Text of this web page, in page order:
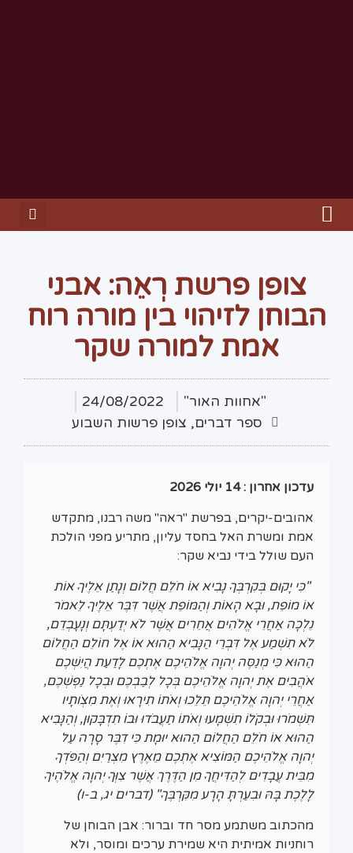
צופן פרשת רְאֵה: אבני
הבוחן לזיהוי בין מורה רוח
אמת למורה שקר
"אחוות האור"
24/08/2022
ספר דברים, צופן פרשות השבוע
עדכון אחרון : 14 יולי 2026
אהובים-יקרים, בפרשת "ראה" משה רבנו, מתקדש
אמת ומשרת האל בחסד עליון, מתריע מפני הולכת
העם שולל בידי נביא שקר:
"כִּי יָקוּם בְּקִרְבְּךָ נָבִיא אוֹ חֹלֵם חֲלוֹם וְנָתַן אֵלֶיךָ אוֹת
אוֹ מוֹפֵת, וּבָא הָאוֹת וְהַמּוֹפֵת אֲשֶׁר דִּבֶּר אֵלֶיךָ לֵאמֹר
נֵלְכָה אַחֲרֵי אֱלֹהִים אֲחֵרִים אֲשֶׁר לֹא יְדַעְתָּם וְנָעָבְדֵם,
לֹא תִשְׁמַע אֶל דִּבְרֵי הַנָּבִיא הַהוּא אוֹ אֶל חוֹלֵם הַחֲלוֹם
הַהוּא כִּי מְנַסֶּה יְהוָה אֱלֹהֵיכֶם אֶתְכֶם לָדַעַת הֲיִשְׁכֶם
אֹהֲבִים אֶת יְהוָה אֱלֹהֵיכֶם בְּכָל לְבַבְכֶם וּבְכָל נַפְשְׁכֶם,
אַחֲרֵי יְהוָה אֱלֹהֵיכֶם תֵּלֵכוּ וְאֹתוֹ תִירָאוּ וְאֶת מִצְו‍ֹתָיו
תִּשְׁמֹרוּ וּבְקֹלוֹ תִשְׁמָעוּ וְאֹתוֹ תַעֲבֹדוּ וּבוֹ תִדְבָּקוּן, וְהַנָּבִיא
הַהוּא אוֹ חֹלֵם הַחֲלוֹם הַהוּא יוּמָת כִּי דִבֶּר סָרָה עַל
יְהוָה אֱלֹהֵיכֶם הַמּוֹצִיא אֶתְכֶם מֵאֶרֶץ מִצְרַיִם וְהַפֹּדְךָ
מִבֵּית עֲבָדִים לְהַדִּיחֲךָ מִן הַדֶּרֶךְ אֲשֶׁר צִוְּךָ יְהוָה אֱלֹהֶיךָ
לָלֶכֶת בָּהּ וּבִעַרְתָּ הָרָע מִקִּרְבֶּךָ" (דברים יג, ב-ו)
מהכתוב משתמע מסר חד וברור: אבן הבוחן של
רוחניות אמיתית היא שמירת ערכים ומוסר, ולא